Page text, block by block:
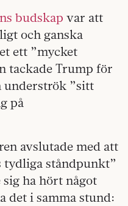
budskap var att
och ganska
ett ”mycket
tackade Trump för
underströk ”sitt
på
avslutade med att
tydliga ståndpunkt”
sig ha hört något
det i samma stund: